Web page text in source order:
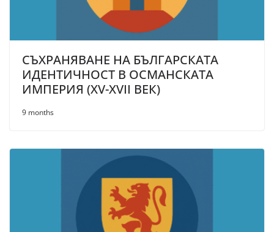
СЪХРАНЯВАНЕ НА БЪЛГАРСКАТА
ИДЕНТИЧНОСТ В ОСМАНСКАТА
ИМПЕРИЯ (XV-XVII ВЕК)
9 months